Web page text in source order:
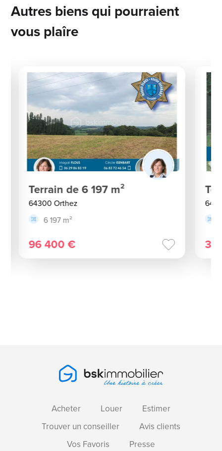
Autres biens qui pourraient
vous plaîre
Terrain de 6 197 m²
64300 Orthez
6 197 m²
96 400 € 35
Acheter Louer
Estimer
Trouver un conseiller
Avis clients
Vos Favoris
Presse